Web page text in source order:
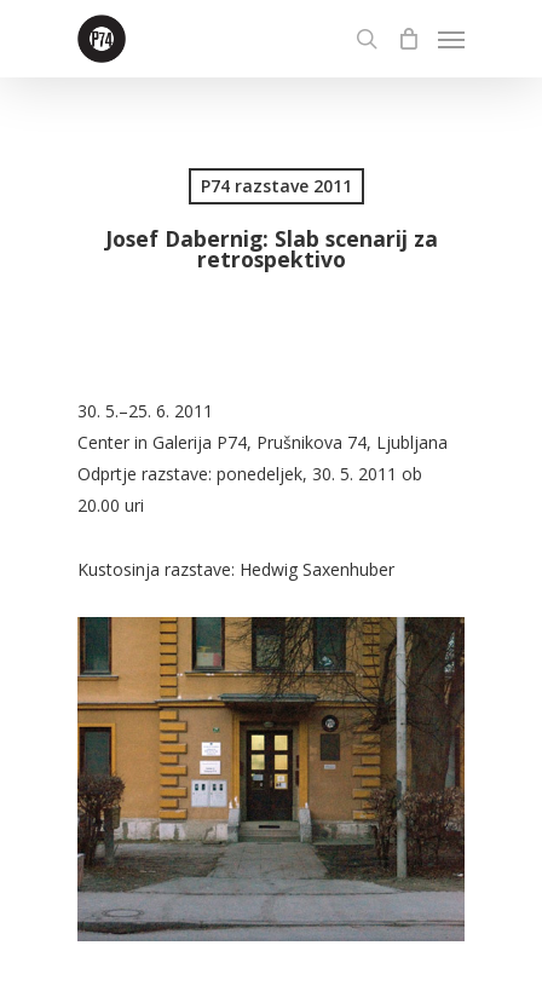
search
Menu
P74 razstave 2011
Josef Dabernig: Slab scenarij za
retrospektivo
30. 5.–25. 6. 2011
Center in Galerija P74, Prušnikova 74, Ljubljana
Odprtje razstave: ponedeljek, 30. 5. 2011 ob
20.00 uri
Kustosinja razstave: Hedwig Saxenhuber